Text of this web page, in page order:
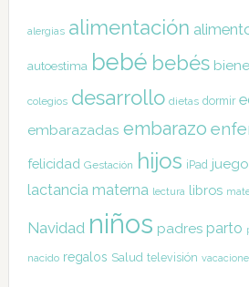
alergias alimentación
autoestima bebé bebés
colegios desarrollo dietas dormir
embarazadas embarazo
felicidad Gestación hijos iPad
lactancia materna lectura libros
Navidad niños padres parto
nacido regalos Salud televisión